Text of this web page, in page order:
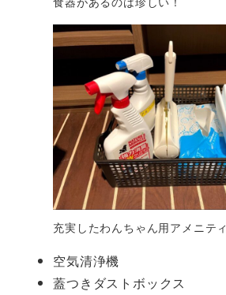
充実したわんちゃん用アメニティ
空気清浄機
蓋つきダストボックス